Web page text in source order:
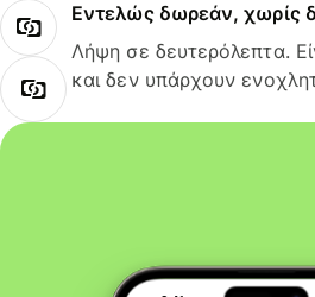
Εντελώς δωρεάν, χωρίς
Λήψη σε δευτερόλεπτα.
και δεν υπάρχουν